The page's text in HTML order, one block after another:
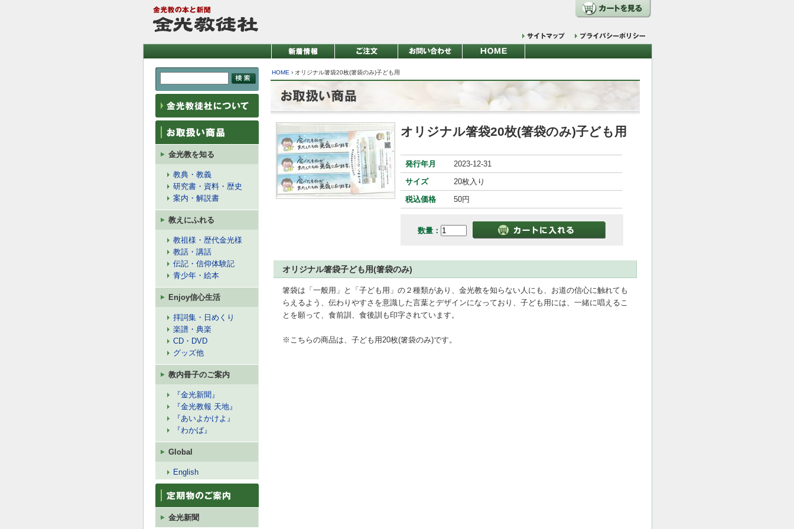
金光教を知る
教典・教義
研究書・資料・歴史
案内・解説書
教えにふれる
教祖様・歴代金光様
教話・講話
伝記・信仰体験記
青少年・絵本
Enjoy信心生活
拝詞集・日めくり
楽譜・典楽
CD・DVD
グッズ他
教内冊子のご案内
『金光新聞』
『金光教報 天地』
『あいよかけよ』
『わかば』
Global
English
金光新聞
HOME › オリジナル箸袋20枚(箸袋のみ)子ども用
オリジナル箸袋20枚(箸袋のみ)子ども用
発行年月
2023-12-31
サイズ
20枚入り
税込価格
50円
数量：
オリジナル箸袋子ども用(箸袋のみ)
箸袋は「一般用」と「子ども用」の２種類があり、金光教を知らない人にも、お道の信心に触れても
らえるよう、伝わりやすさを意識した言葉とデザインになっており、子ども用には、一緒に唱えるこ
とを願って、食前訓、食後訓も印字されています。
※こちらの商品は、子ども用20枚(箸袋のみ)です。